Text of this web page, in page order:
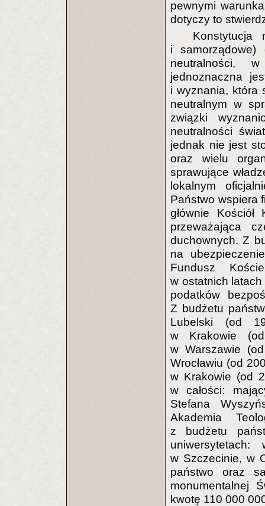
pewnymi
dotyczy to
Konstytucja
i samorządowe)
neutralności,
jednoznaczna
i wyznania, która
neutralnym w
związki
neutralności
jednak nie jest
oraz wielu
sprawujące
lokalnym
Państwo wspiera
głównie
przeważająca
duchownych. Z
na
Fundusz
w ostatnich latach
podatków
Z budżetu
Lubelski (od
w Krakowie
w Warszawie
Wrocławiu (od
w Krakowie (od
w całości:
Stefana
Akademia
z budżetu
w Szczecinie, w
państwo oraz
monumentalnej
kwotę 110 000